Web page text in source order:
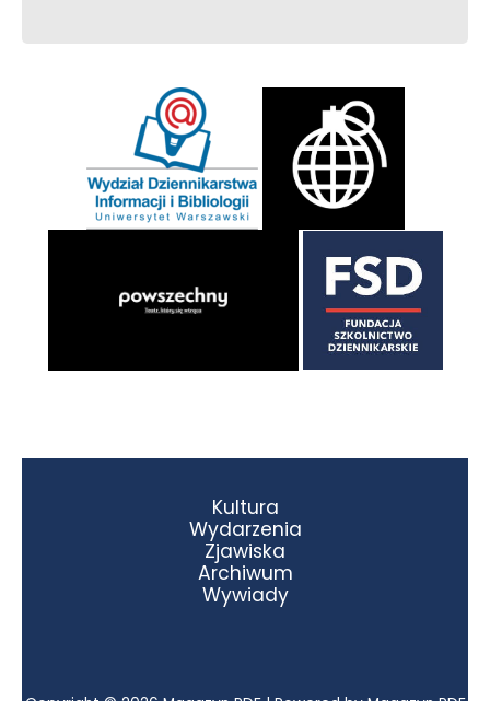
Kultura
Wydarzenia
Zjawiska
Archiwum
Wywiady